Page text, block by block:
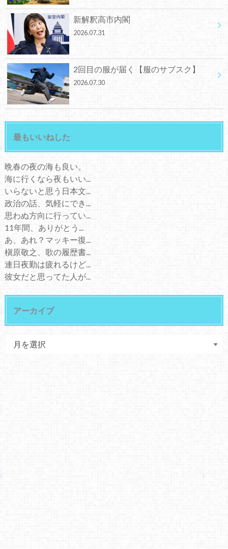
新解釈高市内閣
2026.07.31
2回目の服が届く【服のサブスク】
2026.07.30
最もいいねした
晩春の夜の海も良い。
海に行くなら夜もいい...
いらないと思う日本文...
政治の話、気軽にでき...
思わぬ方向に行ってい...
11年間、ありがとう...
あ、あれ？マッキー復...
槇原敬之、歌の履歴書...
連日夜勤は疲れるけど...
彼女だと思ってた人が...
アーカイブ